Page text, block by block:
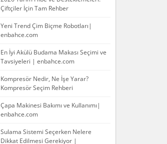
Çiftçiler İçin Tam Rehber
Yeni Trend Çim Biçme Robotları|
enbahce.com
En İyi Akülü Budama Makası Seçimi ve
Tavsiyeleri | enbahce.com
Kompresör Nedir, Ne İşe Yarar?
Kompresör Seçim Rehberi
Çapa Makinesi Bakımı ve Kullanımı|
enbahce.com
Sulama Sistemi Seçerken Nelere
Dikkat Edilmesi Gerekiyor |